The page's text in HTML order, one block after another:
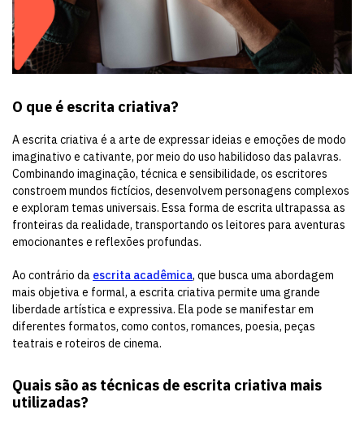
O que é escrita criativa?
A escrita criativa é a arte de expressar ideias e emoções de modo
imaginativo e cativante, por meio do uso habilidoso das palavras.
Combinando imaginação, técnica e sensibilidade, os escritores
constroem mundos fictícios, desenvolvem personagens complexos
e exploram temas universais. Essa forma de escrita ultrapassa as
fronteiras da realidade, transportando os leitores para aventuras
emocionantes e reflexões profundas.
Ao contrário da escrita acadêmica, que busca uma abordagem
mais objetiva e formal, a escrita criativa permite uma grande
liberdade artística e expressiva. Ela pode se manifestar em
diferentes formatos, como contos, romances, poesia, peças
teatrais e roteiros de cinema.
Quais são as técnicas de escrita criativa mais
utilizadas?